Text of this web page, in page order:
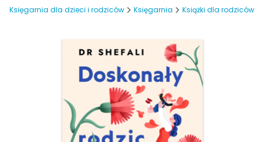
Księgarnia dla dzieci i rodziców Księgarnia Książki dla rodziców